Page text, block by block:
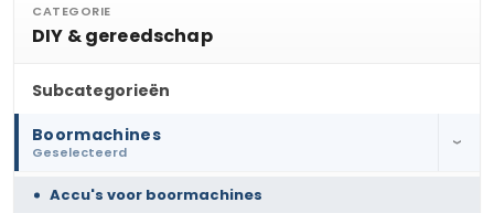
CATEGORIE
DIY & gereedschap
Subcategorieën
Boormachines
Geselecteerd
›
Accu's voor boormachines